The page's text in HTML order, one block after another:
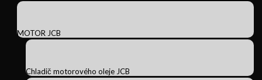
MOTOR JCB
Chladič motorového oleje JCB